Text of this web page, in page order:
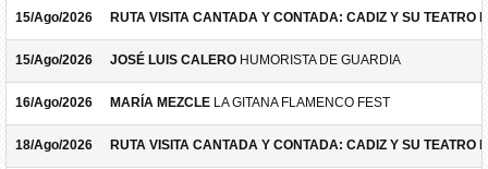
15/Ago/2026 RUTA VISITA CANTADA Y CONTADA: CADIZ Y SU TEATRO
15/Ago/2026 JOSÉ LUIS CALERO HUMORISTA DE GUARDIA
16/Ago/2026 MARÍA MEZCLE LA GITANA FLAMENCO FEST
18/Ago/2026 RUTA VISITA CANTADA Y CONTADA: CADIZ Y SU TEATRO